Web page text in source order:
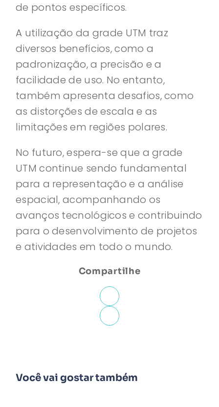
de pontos específicos.
A utilização da grade UTM traz
diversos benefícios, como a
padronização, a precisão e a
facilidade de uso. No entanto,
também apresenta desafios, como
as distorções de escala e as
limitações em regiões polares.
No futuro, espera-se que a grade
UTM continue sendo fundamental
para a representação e a análise
espacial, acompanhando os
avanços tecnológicos e contribuindo
para o desenvolvimento de projetos
e atividades em todo o mundo.
Compartilhe
Você vai gostar também